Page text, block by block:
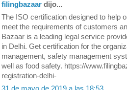
filingbazaar dijo...
The ISO certification designed to help
meet the requirements of customers
Bazaar is a leading legal service
in Delhi. Get certification for the
management, safety management
well as food safety. https://
registration-delhi-